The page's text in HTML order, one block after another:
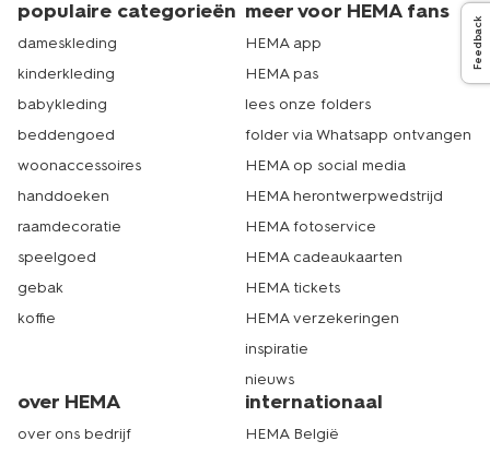
Feedback
populaire categorieën
dameskleding
kinderkleding
babykleding
beddengoed
woonaccessoires
handdoeken
raamdecoratie
speelgoed
gebak
koffie
meer voor HEMA fans
HEMA app
HEMA pas
lees onze folders
folder via Whatsapp ontvangen
HEMA op social media
HEMA herontwerpwedstrijd
HEMA fotoservice
HEMA cadeaukaarten
HEMA tickets
HEMA verzekeringen
inspiratie
nieuws
over HEMA
over ons bedrijf
internationaal
HEMA België